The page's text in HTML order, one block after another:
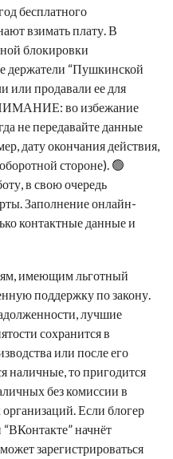
бесплатного
взимать плату. В
блокировки
держатели “Пушкинской
или продавали ее для
во избежание
не передавайте данные
дату окончания действия,
стороне). 🟢
в свою очередь
Заполнение онлайн-
контактные данные и
имеющим льготный
поддержку по закону.
лучшие
сохранится в
или после его
наличные, то пригодится
без комиссии в
Если блогер
начнёт
зарегистрироваться